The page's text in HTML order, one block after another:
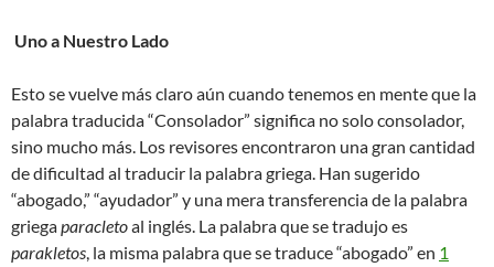
Uno a Nuestro Lado
Esto se vuelve más claro aún cuando tenemos en mente que la
palabra traducida “Consolador” significa no solo consolador,
sino mucho más. Los revisores encontraron una gran cantidad
de dificultad al traducir la palabra griega. Han sugerido
“abogado,” “ayudador” y una mera transferencia de la palabra
griegaparacletoal inglés. La palabra que se tradujo es
parakletos, la misma palabra que se traduce “abogado” en 1